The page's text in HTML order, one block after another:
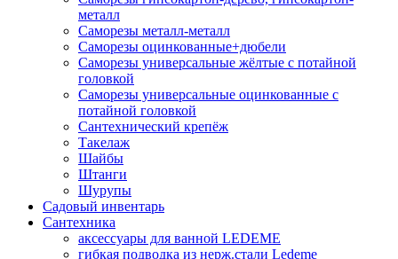
металл
Саморезы металл-металл
Саморезы оцинкованные+дюбели
Саморезы универсальные жёлтые с потайной
головкой
Саморезы универсальные оцинкованные с
потайной головкой
Сантехнический крепёж
Такелаж
Шайбы
Штанги
Шурупы
Садовый инвентарь
Сантехника
аксессуары для ванной LEDEME
гибкая подводка из нерж.стали Ledeme